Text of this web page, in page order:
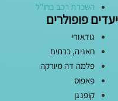
השכרת רכב בחו"ל
יעדים פופולרים
גודאורי
חאניה, כרתים
פלמה דה מיורקה
פאפוס
קופנגן